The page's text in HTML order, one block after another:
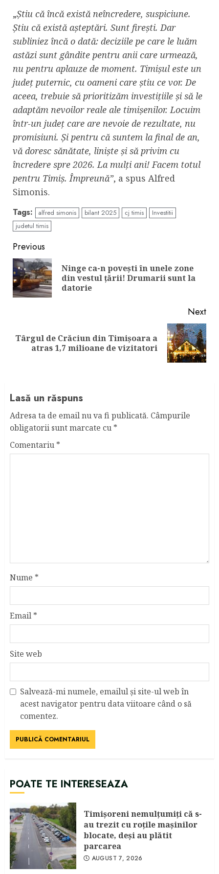
„Știu că încă există neîncredere, suspiciune.
Știu că există așteptări. Sunt firești. Dar
subliniez încă o dată: deciziile pe care le luăm
astăzi sunt gândite pentru anii care urmează,
nu pentru aplauze de moment. Timișul este un
județ puternic, cu oameni care știu ce vor. De
aceea, trebuie să prioritizăm investițiile și să le
adaptăm nevoilor reale ale timișenilor. Locuim
într-un județ care are nevoie de rezultate, nu
promisiuni. Și pentru că suntem la final de an,
vă doresc sănătate, liniște și să privim cu
încredere spre 2026. La mulți ani! Facem totul
pentru Timiș. Împreună”, a spus Alfred
Simonis.
Tags: alfred simonis bilant 2025 cj timis
Investitii
judetul timis
Continue
Reading
Previous
Ninge ca-n povești în unele zone
din vestul țării! Drumarii sunt la
datorie
Next
Next
post:
Târgul de Crăciun din Timișoara a
atras 1,7 milioane de vizitatori
Lasă un răspuns
Adresa ta de email nu va fi publicată. Câmpurile
obligatorii sunt marcate cu *
Comentariu *
Nume *
Email *
Site web
Salvează-mi numele, emailul și site-ul web în
acest navigator pentru data viitoare când o să
comentez.
POATE TE INTERESEAZA
Timişoreni nemulţumiţi că s-
au trezit cu roţile maşinilor
blocate, deşi au plătit
parcarea
AUGUST 7, 2026